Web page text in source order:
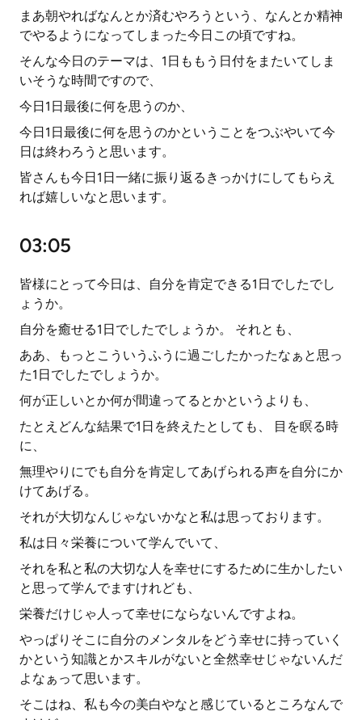
まあ朝やればなんとか済むやろうという、なんとか精神
でやるようになってしまった今日この頃ですね。
そんな今日のテーマは、1日ももう日付をまたいてしま
いそうな時間ですので、
今日1日最後に何を思うのか、
今日1日最後に何を思うのかということをつぶやいて今
日は終わろうと思います。
皆さんも今日1日一緒に振り返るきっかけにしてもらえ
れば嬉しいなと思います。
03:05
皆様にとって今日は、自分を肯定できる1日でしたでし
ょうか。
自分を癒せる1日でしたでしょうか。 それとも、
ああ、もっとこういうふうに過ごしたかったなぁと思っ
た1日でしたでしょうか。
何が正しいとか何が間違ってるとかというよりも、
たとえどんな結果で1日を終えたとしても、 目を瞑る時
に、
無理やりにでも自分を肯定してあげられる声を自分にか
けてあげる。
それが大切なんじゃないかなと私は思っております。
私は日々栄養について学んでいて、
それを私と私の大切な人を幸せにするために生かしたい
と思って学んでますけれども、
栄養だけじゃ人って幸せにならないんですよね。
やっぱりそこに自分のメンタルをどう幸せに持っていく
かという知識とかスキルがないと全然幸せじゃないんだ
よなぁって思います。
そこはね、私も今の美白やなと感じているところなんで